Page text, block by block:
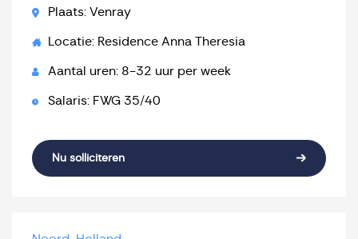
Plaats: Venray
Locatie: Residence Anna Theresia
Aantal uren: 8-32 uur per week
Salaris: FWG 35/40
Nu solliciteren